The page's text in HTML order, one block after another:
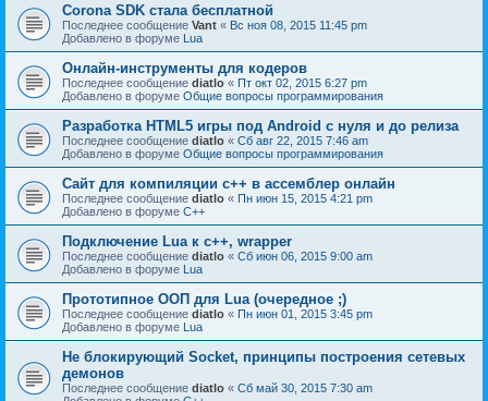
Corona SDK стала бесплатной
Последнее сообщение Vant « Вс ноя 08, 2015 11:45 pm
Добавлено в форуме Lua
Онлайн-инструменты для кодеров
Последнее сообщение diatlo « Пт окт 02, 2015 6:27 pm
Добавлено в форуме Общие вопросы программирования
Разработка HTML5 игры под Android с нуля и до релиза
Последнее сообщение diatlo « Сб авг 22, 2015 7:46 am
Добавлено в форуме Общие вопросы программирования
Сайт для компиляции c++ в ассемблер онлайн
Последнее сообщение diatlo « Пн июн 15, 2015 4:21 pm
Добавлено в форуме C++
Подключение Lua к c++, wrapper
Последнее сообщение diatlo « Сб июн 06, 2015 9:00 am
Добавлено в форуме Lua
Прототипное ООП для Lua (очередное ;)
Последнее сообщение diatlo « Пн июн 01, 2015 3:45 pm
Добавлено в форуме Lua
Не блокирующий Socket, принципы построения сетевых
демонов
Последнее сообщение diatlo « Сб май 30, 2015 7:30 am